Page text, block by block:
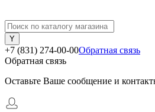
+7 (831) 274-00-00Обратная связь
Обратная связь
Оставьте Ваше сообщение и